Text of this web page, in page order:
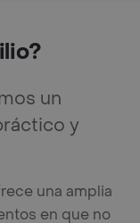
un
y
una amplia
en que no